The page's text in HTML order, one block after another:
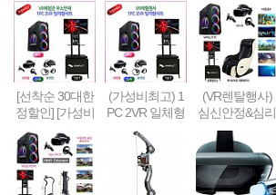
[선착순 30대한
정할인] [가성비
형] 1PC + 2VR
VR체험부스 구
축&판매(48인
치형)
(가성비최고) 1
PC 2VR 일체형
행사부스 세트
(1부스-2인 따로
게임진행)
(VR렌탈행사)
심신안정&심리
치료&휴식 VR
세트 패키지